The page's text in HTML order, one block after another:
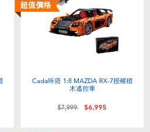
超值價格
Cada咔搭 1:8 MAZDA RX-7授權積
木遙控車
價格從
$7,999至$6,995